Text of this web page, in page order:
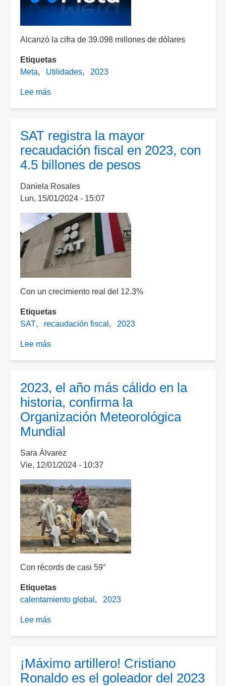
Alcanzó la cifra de 39.098 millones de dólares
Etiquetas
Meta
Utilidades 2023
Lee más
utilidades
68%
trimestre
de
2023
SAT registra la mayor
recaudación fiscal en 2023, con
4.5 billones de pesos
Daniela Rosales
Lun, 15/01/2024 - 15:07
Con un crecimiento real del 12.3%
Etiquetas
SAT
recaudación fiscal 2023
Lee más
mayor
recaudación
fiscal
en
con
4.5
de
pesos
2023, el año más cálido en la
historia, confirma la
Organización Meteorológica
Mundial
Sara Álvarez
Vie, 12/01/2024 - 10:37
Con récords de casi 59°
Etiquetas
calentamiento global
2023
Lee más
más
cálido
¡Máximo artillero! Cristiano
Ronaldo es el goleador del 2023